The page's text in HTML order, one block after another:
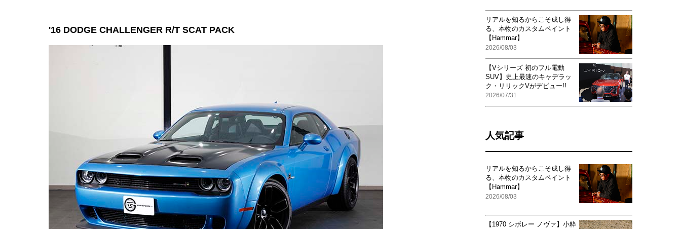
'16 DODGE CHALLENGER R/T SCAT PACK
リアルを知るからこそ成し得
る、本物のカスタムペイント
【Hammar】
2026/08/03
【Vシリーズ 初のフル電動
SUV】史上最速のキャデラッ
ク・リリックVがデビュー!!
2026/07/31
人気記事
リアルを知るからこそ成し得
る、本物のカスタムペイント
【Hammar】
2026/08/03
【1970 シボレー ノヴァ】小粋